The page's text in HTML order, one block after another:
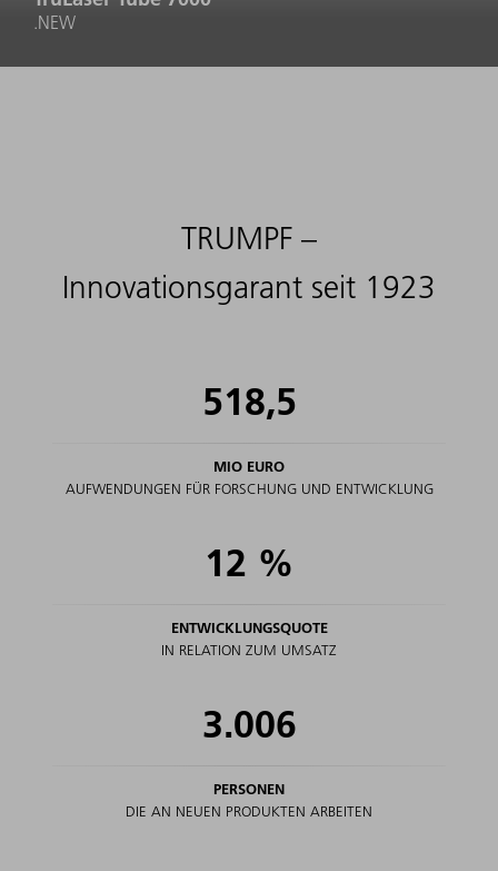
.NEW
TRUMPF –
Innovationsgarant seit 1923
518,5
MIO EURO
AUFWENDUNGEN FÜR FORSCHUNG UND ENTWICKLUNG
12 %
ENTWICKLUNGSQUOTE
IN RELATION ZUM UMSATZ
3.006
PERSONEN
DIE AN NEUEN PRODUKTEN ARBEITEN